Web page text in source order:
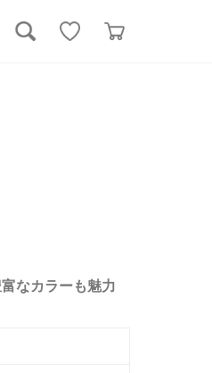
ト類
なカラーも魅力